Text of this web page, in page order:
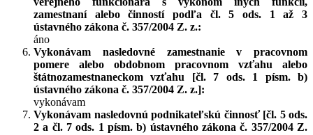
zamestnaní alebo činností podľa čl. 5 ods. 1 až 3
ústavného zákona č. 357/2004 Z. z.:
áno
Vykonávam nasledovné zamestnanie v pracovnom
pomere alebo obdobnom pracovnom vzťahu alebo
štátnozamestnaneckom vzťahu [čl. 7 ods. 1 písm. b)
ústavného zákona č. 357/2004 Z. z.]:
vykonávam
Vykonávam nasledovnú podnikateľskú činnosť [čl. 5 ods.
2 a čl. 7 ods. 1 písm. b) ústavného zákona č. 357/2004 Z.